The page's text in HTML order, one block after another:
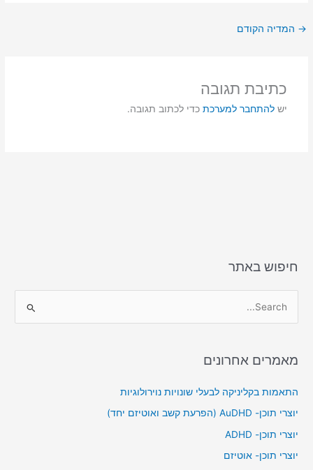
e
o
o
o
o
n
→ המדיה הקודם
כתיבת תגובה
יש להתחבר למערכתכדי לכתוב תגובה.
חיפוש באתר
r
o
r
מאמרים אחרונים
התאמות בקליניקה לבעלי שונויות נוירולוגיות
יוצרי תוכן- AuDHD (הפרעת קשב ואוטיזם יחד)
יוצרי תוכן- ADHD
יוצרי תוכן- אוטיזם